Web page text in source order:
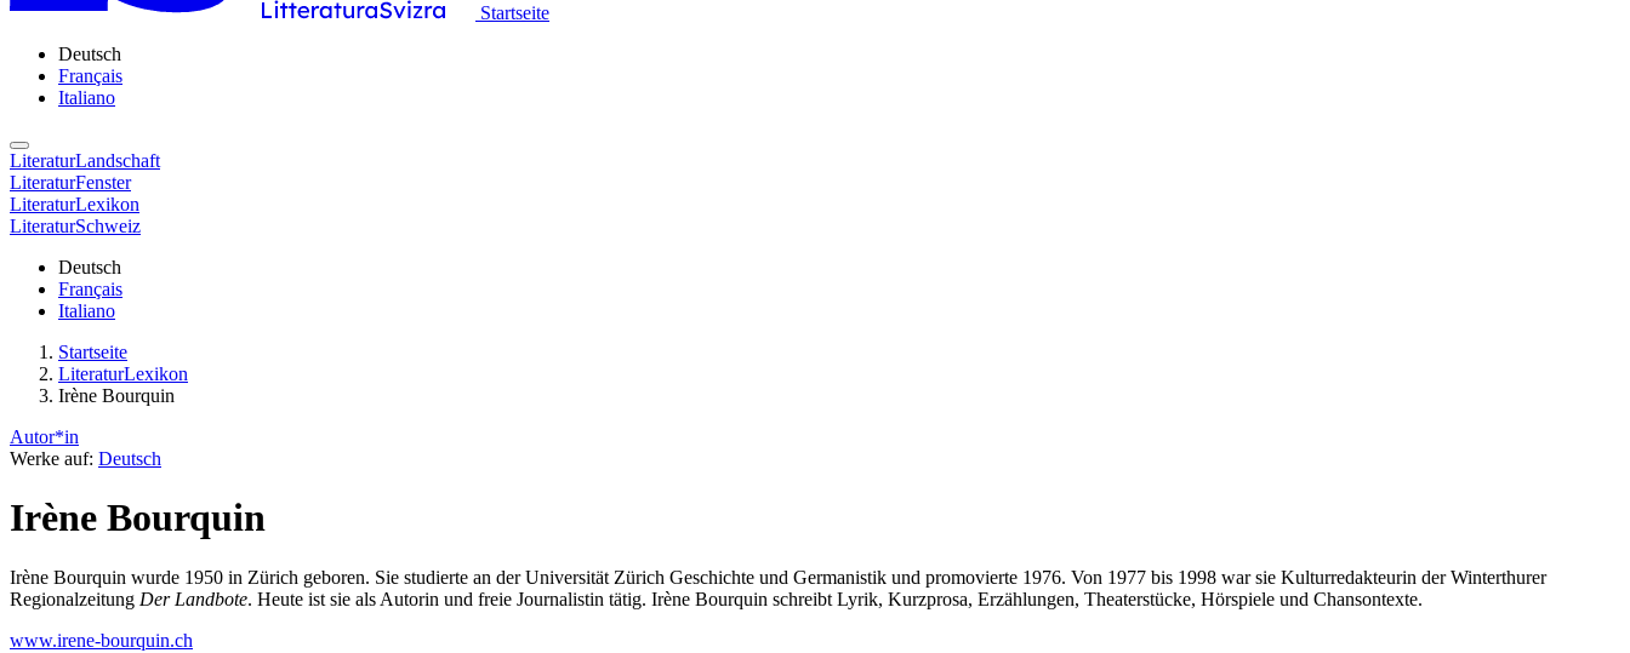
Startseite
Deutsch
Français
Italiano
LiteraturLandschaft
LiteraturFenster
LiteraturLexikon
LiteraturSchweiz
Deutsch
Français
Italiano
Startseite
LiteraturLexikon
Irène Bourquin
Autor*in
Werke auf: Deutsch
Irène Bourquin
Irène Bourquin wurde 1950 in Zürich geboren. Sie studierte an der Universität Zürich Geschichte und Germanistik und promovierte 1976. Von 1977 bis 1998 war sie Kulturredakteurin der Winterthurer
Regionalzeitung Der Landbote. Heute ist sie als Autorin und freie Journalistin tätig. Irène Bourquin schreibt Lyrik, Kurzprosa, Erzählungen, Theaterstücke, Hörspiele und Chansontexte.
www.irene-bourquin.ch